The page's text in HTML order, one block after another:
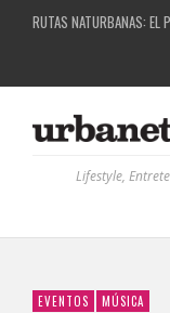
RUTAS NATURBANAS: EL
RECORDANDO LA
Lifestyle,
EVENTOS MÚSICA